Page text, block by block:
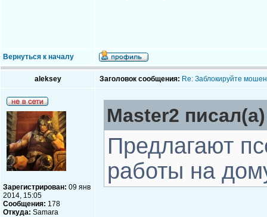
Вернуться к началу
aleksey Заголовок сообщения: Re: Заблокируйте
Зарегистрирован: 09 янв
2014, 15:05
Сообщения: 178
Откуда: Samara
Master2
Предлагают
работы на